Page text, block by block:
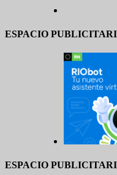
ESPACIO
ESPACIO